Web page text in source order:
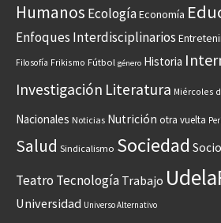
Humanos EcologíaEconomía
Enfoques Interdisciplinarios
Filosofía Frikismo Fútbol género Historia
Investigación Literatura Miércoles
Nacionales Noticias Nutrición otra vuelta
Salud Sindicalismo Sociedad
Teatro Tecnología Trabajo
Universidad Universo Alternativo